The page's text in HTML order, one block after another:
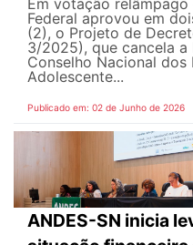
Em votação
Federal aprovou em
(2), o Projeto de
3/2025), que cancela
Conselho Nacional
Adolescente...
Publicado em: 02 de Junho de 2026
ANDES-SN inicia